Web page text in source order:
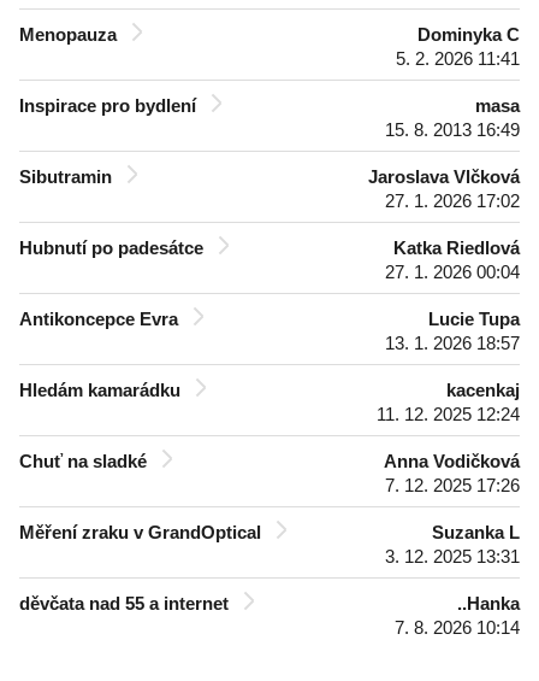
Menopauza
Dominyka C
5. 2. 2026 11:41
Inspirace pro bydlení
masa
15. 8. 2013 16:49
Sibutramin
Jaroslava Vlčková
27. 1. 2026 17:02
Hubnutí po padesátce
Katka Riedlová
27. 1. 2026 00:04
Antikoncepce Evra
Lucie Tupa
13. 1. 2026 18:57
Hledám kamarádku
kacenkaj
11. 12. 2025 12:24
Chuť na sladké
Anna Vodičková
7. 12. 2025 17:26
Měření zraku v GrandOptical
Suzanka L
3. 12. 2025 13:31
děvčata nad 55 a internet
..Hanka
7. 8. 2026 10:14